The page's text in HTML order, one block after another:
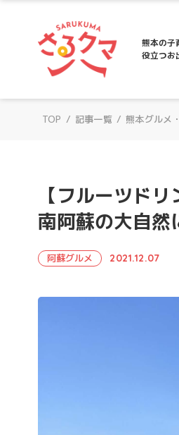
さるクマ-さ
熊本の子
役立つお
TOP / 記事一覧 / 熊本グルメ
【フルーツド
南阿蘇の大自然
阿蘇グルメ 2021.12.07